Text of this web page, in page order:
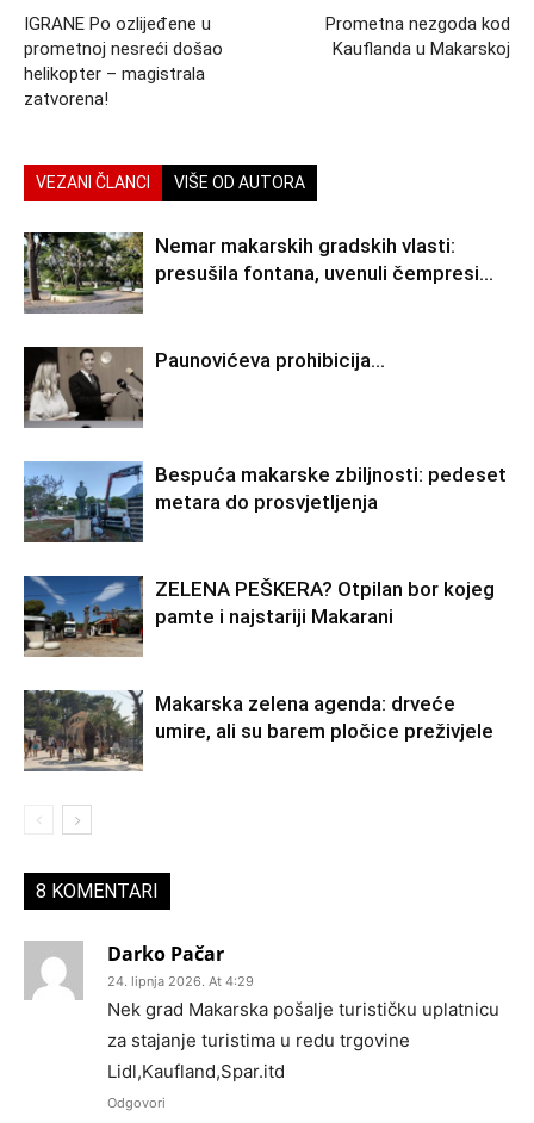
IGRANE Po ozlijeđene u
prometnoj nesreći došao
helikopter – magistrala
zatvorena!
Prometna nezgoda kod
Kauflanda u Makarskoj
VEZANI ČLANCI VIŠE OD AUTORA
Nemar makarskih gradskih vlasti:
presušila fontana, uvenuli čempresi…
Paunovićeva prohibicija…
Bespuća makarske zbiljnosti: pedeset
metara do prosvjetljenja
ZELENA PEŠKERA? Otpilan bor kojeg
pamte i najstariji Makarani
Makarska zelena agenda: drveće
umire, ali su barem pločice preživjele
8 KOMENTARI
Darko Pačar
24. lipnja 2026. At 4:29
Nek grad Makarska pošalje turističku uplatnicu
za stajanje turistima u redu trgovine
Lidl,Kaufland,Spar.itd
Odgovori